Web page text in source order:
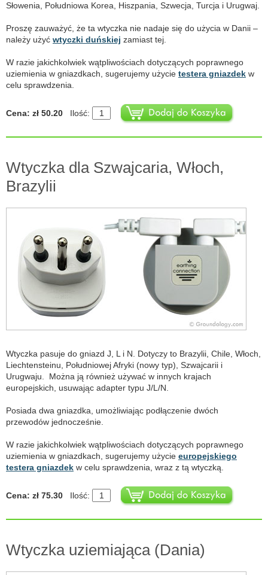
Słowenia, Południowa Korea, Hiszpania, Szwecja, Turcja i Urugwaj.
Proszę zauważyć, że ta wtyczka nie nadaje się do użycia w Danii –
należy użyć wtyczki duńskiej zamiast tej.
W razie jakichkolwiek wątpliwościach dotyczących poprawnego
uziemienia w gniazdkach, sugerujemy użycie testera gniazdek w
celu sprawdzenia.
Cena: zł 50.20 Ilość:
Wtyczka dla Szwajcaria, Włoch,
Brazylii
Wtyczka pasuje do gniazd J, L i N. Dotyczy to Brazylii, Chile, Włoch,
Liechtensteinu, Południowej Afryki (nowy typ), Szwajcarii i
Urugwaju. Można ją również używać w innych krajach
europejskich, usuwając adapter typu J/L/N.
Posiada dwa gniazdka, umożliwiając podłączenie dwóch
przewodów jednocześnie.
W razie jakichkolwiek wątpliwościach dotyczących poprawnego
uziemienia w gniazdkach, sugerujemy użycie europejskiego
testera gniazdek w celu sprawdzenia, wraz z tą wtyczką.
Cena: zł 75.30 Ilość:
Wtyczka uziemiająca (Dania)